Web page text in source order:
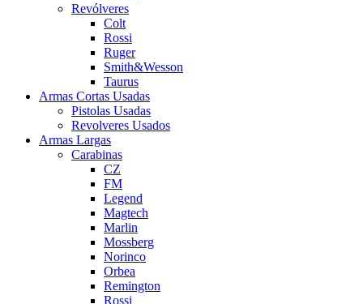
Revólveres
Colt
Rossi
Ruger
Smith&Wesson
Taurus
Armas Cortas Usadas
Pistolas Usadas
Revolveres Usados
Armas Largas
Carabinas
CZ
FM
Legend
Magtech
Marlin
Mossberg
Norinco
Orbea
Remington
Rossi